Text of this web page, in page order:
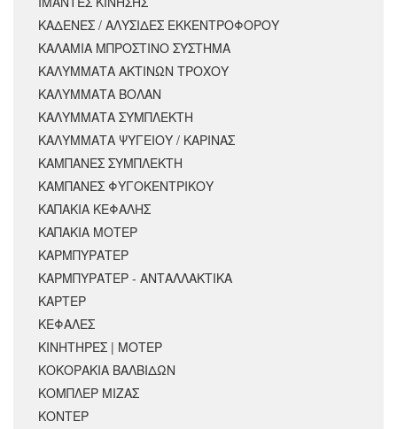
ΚΑΔΕΝΕΣ / ΑΛΥΣΙΔΕΣ ΕΚΚΕΝΤΡΟΦΟΡΟΥ
ΚΑΛΑΜΙΑ ΜΠΡΟΣΤΙΝΟ ΣΥΣΤΗΜΑ
ΚΑΛΥΜΜΑΤΑ ΑΚΤΙΝΩΝ ΤΡΟΧΟΥ
ΚΑΛΥΜΜΑΤΑ ΒΟΛΑΝ
ΚΑΛΥΜΜΑΤΑ ΣΥΜΠΛΕΚΤΗ
ΚΑΛΥΜΜΑΤΑ ΨΥΓΕΙΟΥ / ΚΑΡΙΝΑΣ
ΚΑΜΠΑΝΕΣ ΣΥΜΠΛΕΚΤΗ
ΚΑΜΠΑΝΕΣ ΦΥΓΟΚΕΝΤΡΙΚΟΥ
ΚΑΠΑΚΙΑ ΚΕΦΑΛΗΣ
ΚΑΠΑΚΙΑ ΜΟΤΕΡ
ΚΑΡΜΠΥΡΑΤΕΡ
ΚΑΡΜΠΥΡΑΤΕΡ - ΑΝΤΑΛΛΑΚΤΙΚΑ
ΚΑΡΤΕΡ
ΚΕΦΑΛΕΣ
ΚΙΝΗΤΗΡΕΣ | ΜΟΤΕΡ
ΚΟΚΟΡΑΚΙΑ ΒΑΛΒΙΔΩΝ
ΚΟΜΠΛΕΡ ΜΙΖΑΣ
ΚΟΝΤΕΡ